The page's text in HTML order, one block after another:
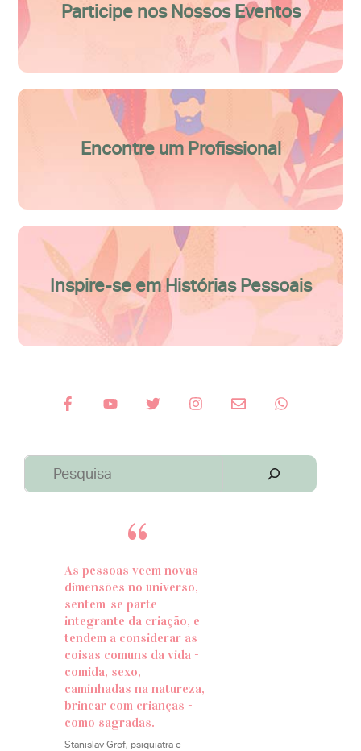
Participe nos Nossos Eventos
Encontre um Profissional
Inspire-se em Histórias Pessoais
Pesquisar
“
As pessoas veem novas
dimensões no universo,
sentem-se parte
integrante da criação, e
tendem a considerar as
coisas comuns da vida -
comida, sexo,
caminhadas na natureza,
brincar com crianças -
como sagradas.
Stanislav Grof, psiquiatra e